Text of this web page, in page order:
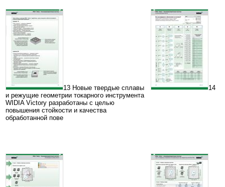
13 Новые твердые сплавы
и режущие геометрии токарного инструмента
WIDIA Victory разработаны с целью
повышения стойкости и качества
обработанной пове
14